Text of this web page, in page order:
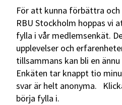
För att kunna förbättra
RBU Stockholm hoppas vi
fylla i vår medlemsenkät.
upplevelser och
tillsammans kan bli en
Enkäten tar knappt tio
svar är helt anonyma.
börja fylla i.